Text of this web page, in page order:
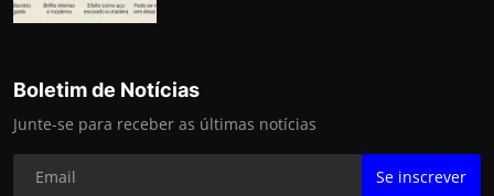
Boletim de Notícias
Junte-se para receber as últimas notícias
Se inscrever